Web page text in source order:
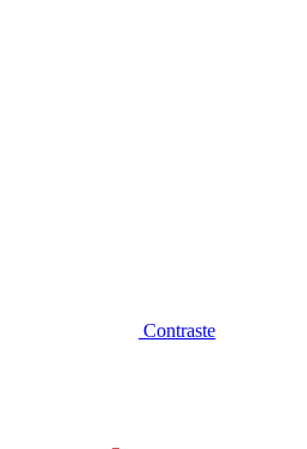
Contraste